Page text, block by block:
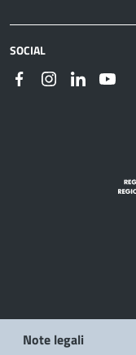
SOCIAL
Note legali